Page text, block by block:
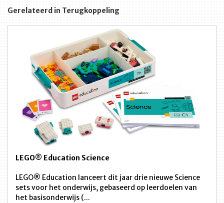
Gerelateerd in Terugkoppeling
LEGO® Education Science
LEGO® Education lanceert dit jaar drie nieuwe Science
sets voor het onderwijs, gebaseerd op leerdoelen van
het basisonderwijs (...